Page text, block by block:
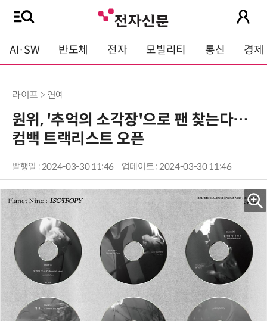
AI·SW 반도체 전자 모빌리티 통신 경제
라이프 > 연예
원위, '추억의 소각장'으로 팬 찾는다…
컴백 트랙리스트 오픈
발행일 : 2024-03-30 11:46 업데이트 : 2024-03-30 11:46